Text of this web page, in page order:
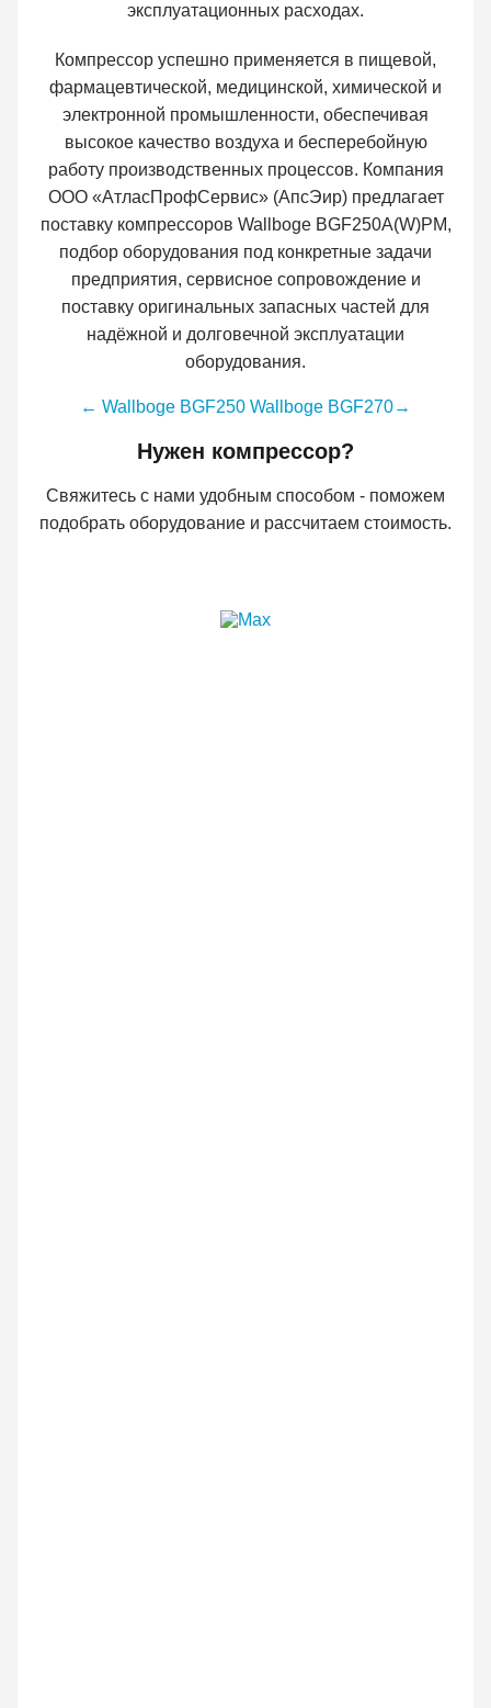
эксплуатационных расходах.
Компрессор успешно применяется в пищевой,
фармацевтической, медицинской, химической и
электронной промышленности, обеспечивая
высокое качество воздуха и бесперебойную
работу производственных процессов. Компания
ООО «АтласПрофСервис» (АпсЭир) предлагает
поставку компрессоров Wallboge BGF250A(W)PM,
подбор оборудования под конкретные задачи
предприятия, сервисное сопровождение и
поставку оригинальных запасных частей для
надёжной и долговечной эксплуатации
оборудования.
← Wallboge BGF250 Wallboge BGF270→
Нужен компрессор?
Свяжитесь с нами удобным способом - поможем
подобрать оборудование и рассчитаем стоимость.